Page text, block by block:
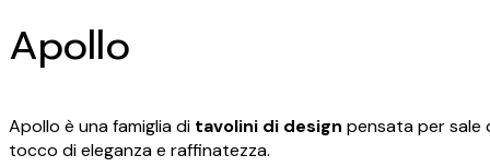
Apollo
Apollo è una famiglia di tavolini di design pensata per sale
tocco di eleganza e raffinatezza.